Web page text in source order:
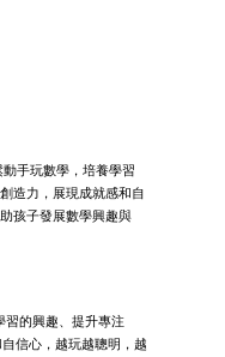
手玩數學，培養學習
造力，展現成就感和自
孩子發展數學興趣與
習的興趣、提升專注
信心，越玩越聰明，越